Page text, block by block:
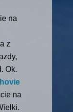
na
z
Ok.
na